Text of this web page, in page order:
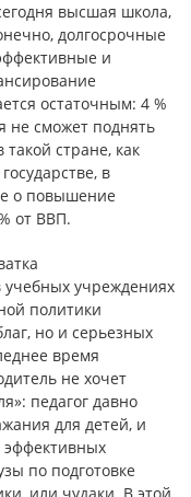
высшая школа,
долгосрочные
и
остаточным: 4 %
не сможет поднять
стране, как
в
о повышение
от ВВП.
учреждениях
политики
но и серьезных
время
не хочет
педагог давно
для детей, и
по подготовке